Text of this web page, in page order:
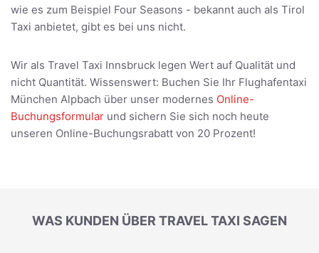
wie es zum Beispiel Four Seasons - bekannt auch als Tirol
Taxi anbietet, gibt es bei uns nicht.
Wir als Travel Taxi Innsbruck legen Wert auf Qualität und
nicht Quantität. Wissenswert: Buchen Sie Ihr Flughafentaxi
München Alpbach über unser modernes Online-
Buchungsformular und sichern Sie sich noch heute
unseren Online-Buchungsrabatt von 20 Prozent!
WAS KUNDEN ÜBER TRAVEL TAXI SAGEN